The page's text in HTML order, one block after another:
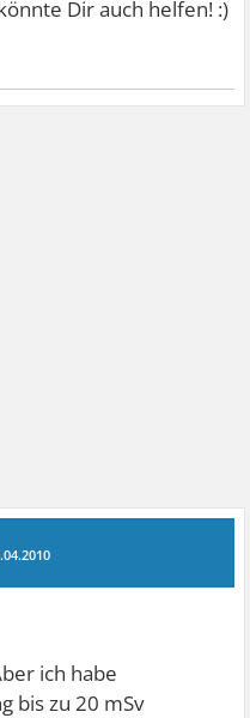
ich habe
bis zu 20 mSv